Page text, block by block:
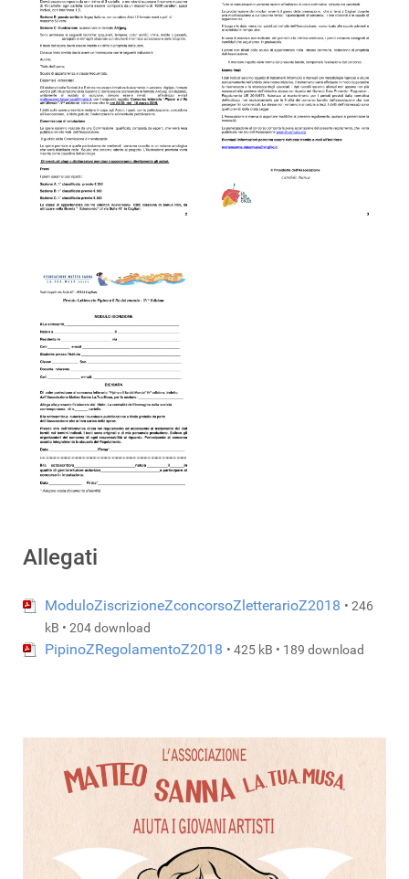
Allegati
ModuloZiscrizioneZconcorsoZletterarioZ2018 • 246
kB • 204 download
PipinoZRegolamentoZ2018 • 425 kB • 189 download